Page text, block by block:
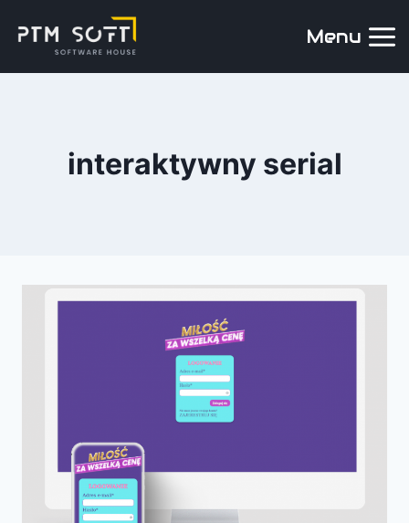
Menu
interaktywny serial